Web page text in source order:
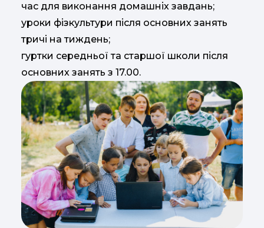
час для виконання домашніх завдань;
уроки фізкультури після основних занять
тричі на тиждень;
гуртки середньої та старшої школи після
основних занять з 17.00.